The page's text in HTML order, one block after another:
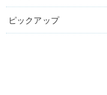
ピックアップ